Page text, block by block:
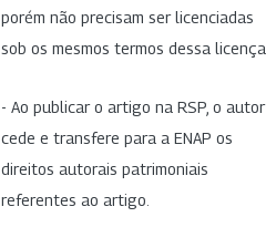
porém não precisam ser licenciadas
sob os mesmos termos dessa licença.
- Ao publicar o artigo na RSP, o autor
cede e transfere para a ENAP os
direitos autorais patrimoniais
referentes ao artigo.